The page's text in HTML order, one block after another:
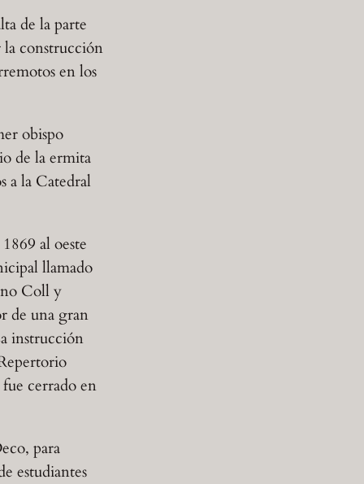
de la parte
construcción
en los
obispo
de la ermita
a la Catedral
al oeste
llamado
Coll y
de una gran
instrucción
cerrado en
para
estudiantes